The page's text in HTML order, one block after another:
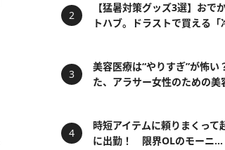
【猛暑対策グッズ3選】おで
トハブ。ドラストで買える「
美容医療は“やりすぎ”が怖
た、アラサー女性のための美
時短アイテムに頼りまくって
に出勤！ 限界OLのモーニ...